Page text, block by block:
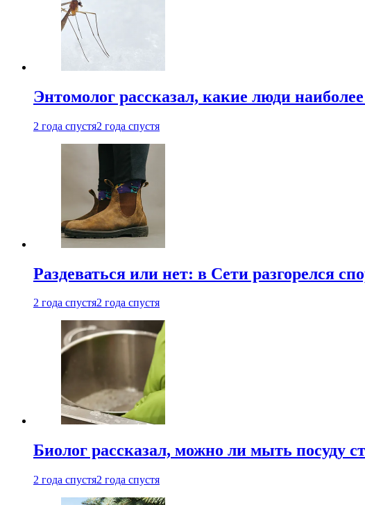
Энтомолог рассказал, какие люди
2 года спустя2 года спустя
Раздеваться или нет: в Сети разгорелся
2 года спустя2 года спустя
Биолог рассказал, можно ли мыть посуду
2 года спустя2 года спустя